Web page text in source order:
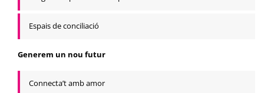
Espais de conciliació
Generem un nou futur
Connecta’t amb amor